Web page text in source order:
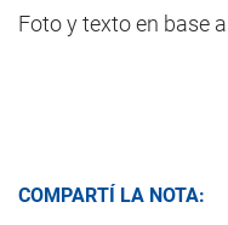
Foto y texto en base a
COMPARTÍ LA NOTA: